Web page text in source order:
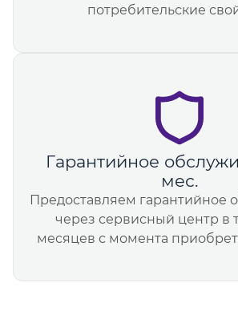
потребительские
Гарантийное
мес.
Предоставляем гарантийное
через сервисный центр в
месяцев с момента